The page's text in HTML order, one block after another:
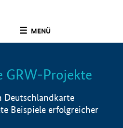
MENÜ
Info
GRW-Projekte
Deutschlandkarte
Beispiele erfolgreicher